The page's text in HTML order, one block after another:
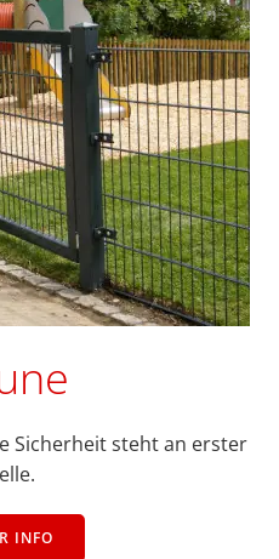
Sicherheit steht an erster
INFO